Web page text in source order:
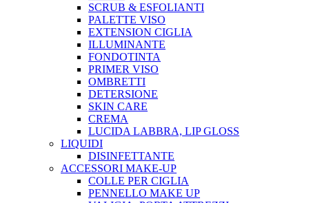
SCRUB & ESFOLIANTI
PALETTE VISO
EXTENSION CIGLIA
ILLUMINANTE
FONDOTINTA
PRIMER VISO
OMBRETTI
DETERSIONE
SKIN CARE
CREMA
LUCIDA LABBRA, LIP GLOSS
LIQUIDI
DISINFETTANTE
ACCESSORI MAKE-UP
COLLE PER CIGLIA
PENNELLO MAKE UP